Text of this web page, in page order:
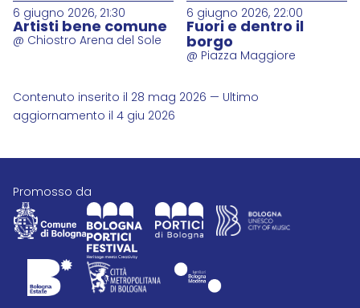
6 giugno 2026, 21:30
Artisti bene comune
@ Chiostro Arena del Sole
6 giugno 2026, 22:00
Fuori e dentro il
borgo
@ Piazza Maggiore
Contenuto inserito il 28 mag 2026 — Ultimo
aggiornamento il 4 giu 2026
promosso da